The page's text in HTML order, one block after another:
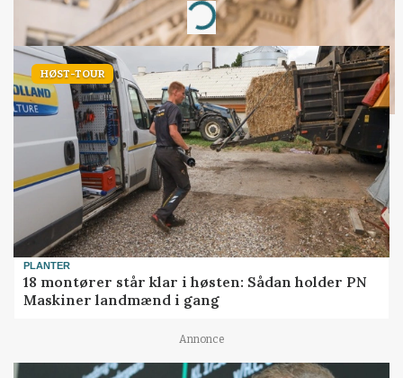
Loading...
HØST-TOUR
PLANTER
18 montører står klar i høsten: Sådan holder PN
Maskiner landmænd i gang
Annonce